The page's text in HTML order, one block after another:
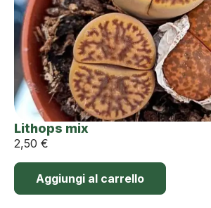
Lithops mix
2,50 €
Aggiungi al carrello